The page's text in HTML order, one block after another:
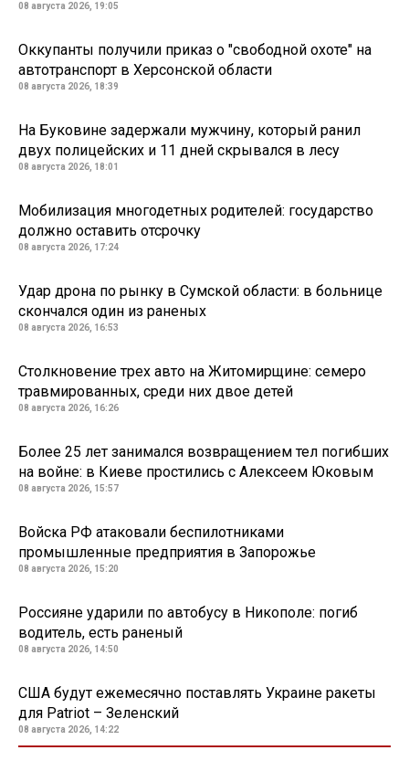
08 августа 2026, 19:05
Оккупанты получили приказ о "свободной охоте" на
автотранспорт в Херсонской области
08 августа 2026, 18:39
На Буковине задержали мужчину, который ранил
двух полицейских и 11 дней скрывался в лесу
08 августа 2026, 18:01
Мобилизация многодетных родителей: государство
должно оставить отсрочку
08 августа 2026, 17:24
Удар дрона по рынку в Сумской области: в больнице
скончался один из раненых
08 августа 2026, 16:53
Столкновение трех авто на Житомирщине: семеро
травмированных, среди них двое детей
08 августа 2026, 16:26
Более 25 лет занимался возвращением тел погибших
на войне: в Киеве простились с Алексеем Юковым
08 августа 2026, 15:57
Войска РФ атаковали беспилотниками
промышленные предприятия в Запорожье
08 августа 2026, 15:20
Россияне ударили по автобусу в Никополе: погиб
водитель, есть раненый
08 августа 2026, 14:50
США будут ежемесячно поставлять Украине ракеты
для Patriot – Зеленский
08 августа 2026, 14:22